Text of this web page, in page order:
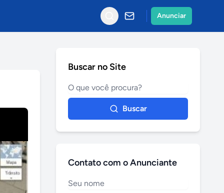
Anunciar
Buscar no Site
Buscar
Contato com o Anunciante